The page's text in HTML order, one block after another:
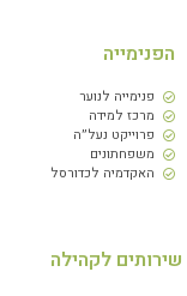
הפנימייה
פנימייה לנוער
מרכז למידה
פרוייקט נעל״ה
משפחתונים
האקדמיה לכדורסל
שירותים לקהילה